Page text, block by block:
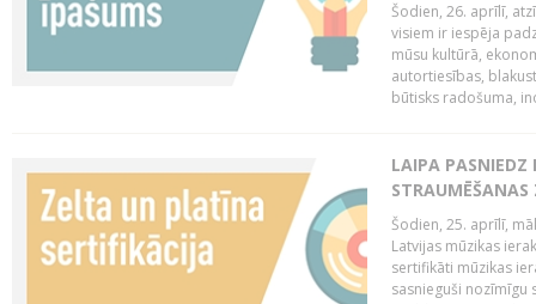
Šodien, 26. aprīlī,
visiem ir iespēja
mūsu kultūrā,
autortiesības,
būtisks radošuma,
LAIPA PASNIEDZ
Šodien, 25. aprīlī,
Latvijas mūzikas
sertifikāti mūzikas
sasnieguši nozīmīgu